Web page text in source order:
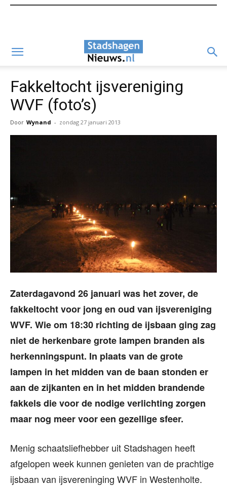
Fakkeltocht ijsvereniging
WVF (foto’s)
Door Wynand - zondag 27 januari 2013
Zaterdagavond 26 januari was het zover, de
fakkeltocht voor jong en oud van ijsvereniging
WVF. Wie om 18:30 richting de ijsbaan ging zag
niet de herkenbare grote lampen branden als
herkenningspunt. In plaats van de grote
lampen in het midden van de baan stonden er
aan de zijkanten en in het midden brandende
fakkels die voor de nodige verlichting zorgen
maar nog meer voor een gezellige sfeer.
Menig schaatsliefhebber uit Stadshagen heeft
afgelopen week kunnen genieten van de prachtige
ijsbaan van ijsvereninging WVF in Westenholte.